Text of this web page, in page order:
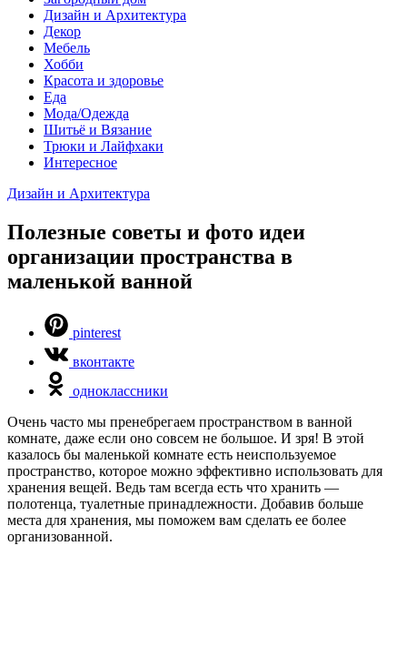
Дизайн и Архитектура
Декор
Мебель
Хобби
Красота и здоровье
Еда
Мода/Одежда
Шитьё и Вязание
Трюки и Лайфхаки
Интересное
Дизайн и Архитектура
Полезные советы и фото идеи
организации пространства в
маленькой ванной
pinterest
вконтакте
одноклассники
Очень часто мы пренебрегаем пространством в ванной
комнате, даже если оно совсем не большое. И зря! В этой
казалось бы маленькой комнате есть неиспользуемое
пространство, которое можно эффективно использовать для
хранения вещей. Ведь там всегда есть что хранить —
полотенца, туалетные принадлежности. Добавив больше
места для хранения, мы поможем вам сделать ее более
организованной.